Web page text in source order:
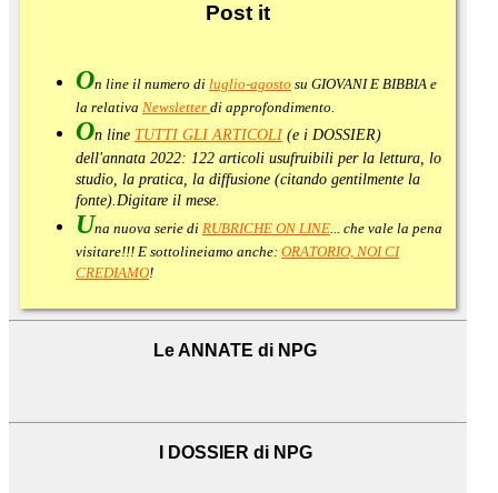
Post it
On line il numero di luglio-agosto su GIOVANI E BIBBIA e
la relativa Newsletter di approfondimento
On line TUTTI GLI ARTICOLI (e i DOSSIER)
dell'annata 2022: 122 articoli usufruibili per la lettura, lo
studio, la pratica, la diffusione (citando gentilmente la
fonte). Digitare il mese.
Una nuova serie di RUBRICHE ON LINE ... che vale la pena
visitare!!! E sottolineiamo anche: ORATORIO, NOI CI
CREDIAMO!
Le ANNATE di NPG
I DOSSIER di NPG